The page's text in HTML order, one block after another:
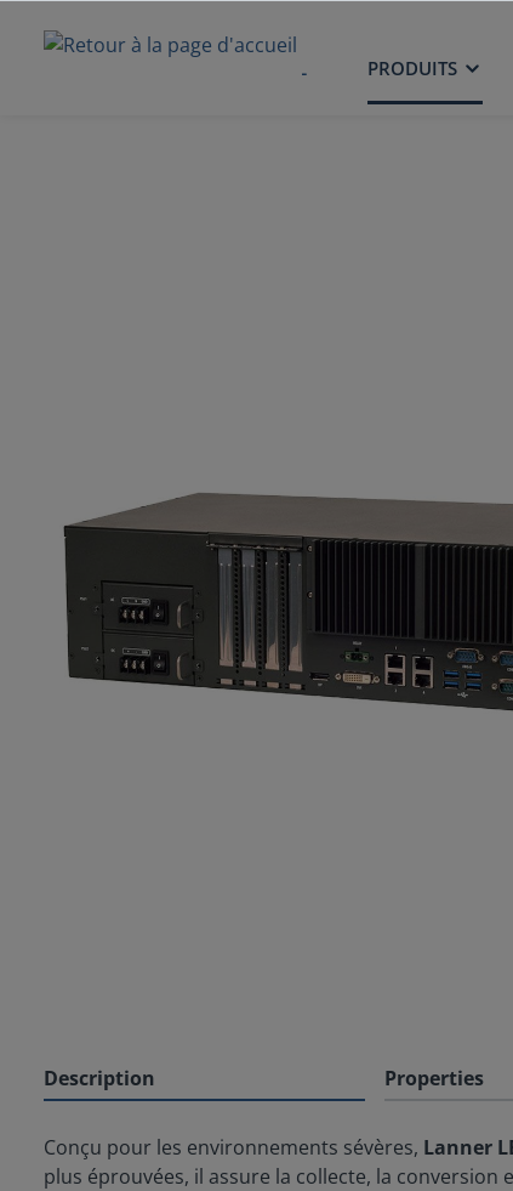
ACCUEIL PRODUITS
Description Properties
Conçu pour les environnements sévères, Lanner
plus éprouvées, il assure la collecte, la